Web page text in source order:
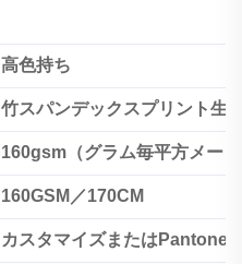
高色持ち
竹スパンデックスプリント生
160gsm（グラム毎平方メー
160GSM／170CM
カスタマイズまたはPantone